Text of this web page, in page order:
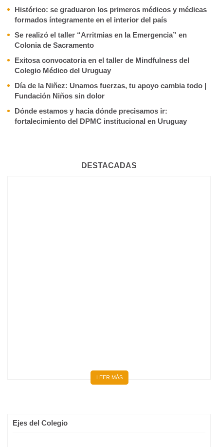
Histórico: se graduaron los primeros médicos y médicas
formados íntegramente en el interior del país
Se realizó el taller “Arritmias en la Emergencia” en
Colonia de Sacramento
Exitosa convocatoria en el taller de Mindfulness del
Colegio Médico del Uruguay
Día de la Niñez: Unamos fuerzas, tu apoyo cambia todo |
Fundación Niños sin dolor
Dónde estamos y hacia dónde precisamos ir:
fortalecimiento del DPMC institucional en Uruguay
DESTACADAS
LEER MÁS
Ejes del Colegio